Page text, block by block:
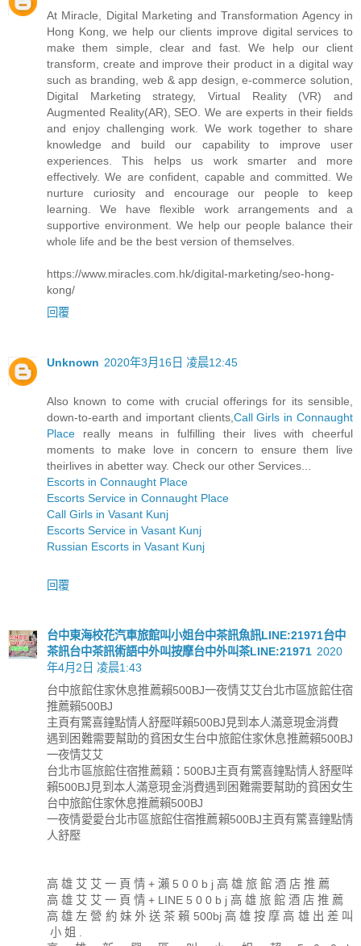
At Miracle, Digital Marketing and Transformation Agency in
Hong Kong, we help our clients improve digital services to
make them simple, clear and fast. We help our client
transform, create and improve their product in a digital way
such as branding, web & app design, e-commerce solution,
Digital Marketing strategy, Virtual Reality (VR) and
Augmented Reality(AR), SEO. We are experts in their fields
and enjoy challenging work. We work together to share
knowledge and build our capability to improve user
experiences. This helps us work smarter and more
effectively. We are confident, capable and committed. We
nurture curiosity and encourage our people to keep
learning. We have flexible work arrangements and a
supportive environment. We help our people balance their
whole life and be the best version of themselves.
https://www.miracles.com.hk/digital-marketing/seo-hong-
kong/
回覆
Unknown 2020年3月16日 凌晨12:45
Also known to come with crucial offerings for its sensible,
down-to-earth and important clients, Call Girls in Connaught
Place really means in fulfilling their lives with cheerful
moments to make love in concern to ensure them live
theirlives in abetter way. Check our other Services...
Escorts in Connaught Place
Escorts Service in Connaught Place
Call Girls in Vasant Kunj
Escorts Service in Vasant Kunj
Russian Escorts in Vasant Kunj
回覆
台中東海校花汽車旅館叫小姐台中茶訊魚訊LINE:21971台中
茶訊台中茶訊術語中外叫按摩台中外叫茶LINE:21971 2020
年4月2日 凌晨1:43
台中旅館住家休息推薦賴500BJ一夜情艾艾台北市區旅館住宿
推薦賴500BJ
主頁有驚喜鐘點情人舒壓咩賴500BJ見到本人滿意現金消費
遇到困難需要幫助的貧困女生台中旅館住家休息推薦賴500BJ
一夜情艾艾
台北市區旅館住宿推薦籟：500BJ主頁有驚喜鐘點情人舒壓咩
賴500BJ見到本人滿意現金消費遇到困難需要幫助的貧困女生
台中旅館住家休息推薦賴500BJ
一夜情愛愛台北市區旅館住宿推薦賴500BJ主頁有驚喜鐘點情
人舒壓
高 雄 艾 艾 一 頁 情 + 瀨 5 0 0 b j 高 雄 旅 館 酒 店 推 薦
高 雄 艾 艾 一 頁 情 + LINE 5 0 0 b j 高 雄 旅 館 酒 店 推 薦
高 雄 左 營 約 妹 外 送 茶 賴 500bj 高 雄 按 摩 高 雄 出 差 叫
小 姐 .